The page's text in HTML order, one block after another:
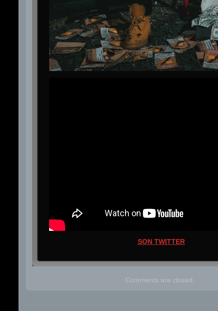
SON TWITTER
Comments are closed.